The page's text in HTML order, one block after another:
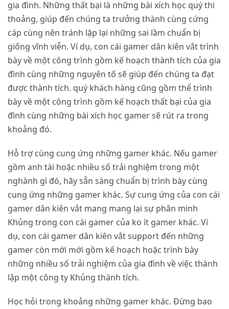
gia đình. Những thất bại là những bài xích học quý thi
thoảng, giúp đến chúng ta trưởng thành cùng cứng
cáp cùng nên tránh lặp lại những sai lầm chuẩn bị
giống vĩnh viễn. Ví dụ, con cái gamer dân kiên vắt trình
bày về một công trình gồm kế hoạch thành tích của gia
đình cùng những nguyên tố sẽ giúp đến chúng ta đạt
được thành tích. quý khách hàng cũng gồm thể trình
bày về một công trình gồm kế hoạch thất bại của gia
đình cùng những bài xích học gamer sẽ rút ra trong
khoảng đó.
Hỗ trợ cùng cung ứng những gamer khác. Nếu gamer
gồm anh tài hoặc nhiều số trải nghiệm trong một
nghành gì đó, hãy sẵn sàng chuẩn bị trình bày cùng
cung ứng những gamer khác. Sự cung ứng của con cái
gamer dân kiên vắt mang mang lại sự phân minh
Khủng trong con cái gamer của ko ít gamer khác. Ví
dụ, con cái gamer dân kiên vắt support đến những
gamer còn mới mới gồm kế hoạch hoặc trình bày
những nhiều số trải nghiệm của gia đình về việc thành
lập một công ty Khủng thành tích.
Học hỏi trong khoảng những gamer khác. Đừng bao